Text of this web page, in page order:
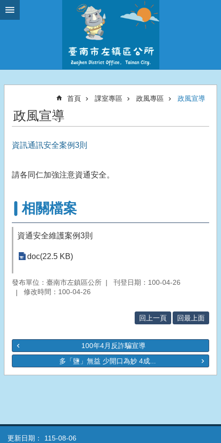
跳到主要內容區塊
首頁 課室專區 政風專區 政風宣導
政風宣導
資訊通訊安全案例3則
請各同仁加強注意資通安全。
相關檔案
資通安全維護案例3則
doc(22.5 KB)
發布單位：臺南市左鎮區公所
刊登日期：100-04-26
修改時間：100-04-26
回上一頁 回最上面
100年4月反詐騙宣導
多「鹽」無益 少開口為妙 4成...
更新日期： 115-08-06